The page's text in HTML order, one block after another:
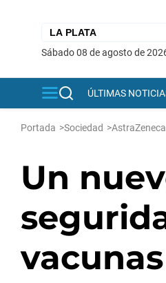
sábado 08 de agosto de
ÚLTIMAS
Portada >Sociedad >AstraZeneca
Un